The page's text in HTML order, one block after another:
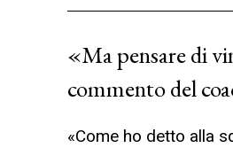
«Ma pensare di
commento del
«Come ho detto alla